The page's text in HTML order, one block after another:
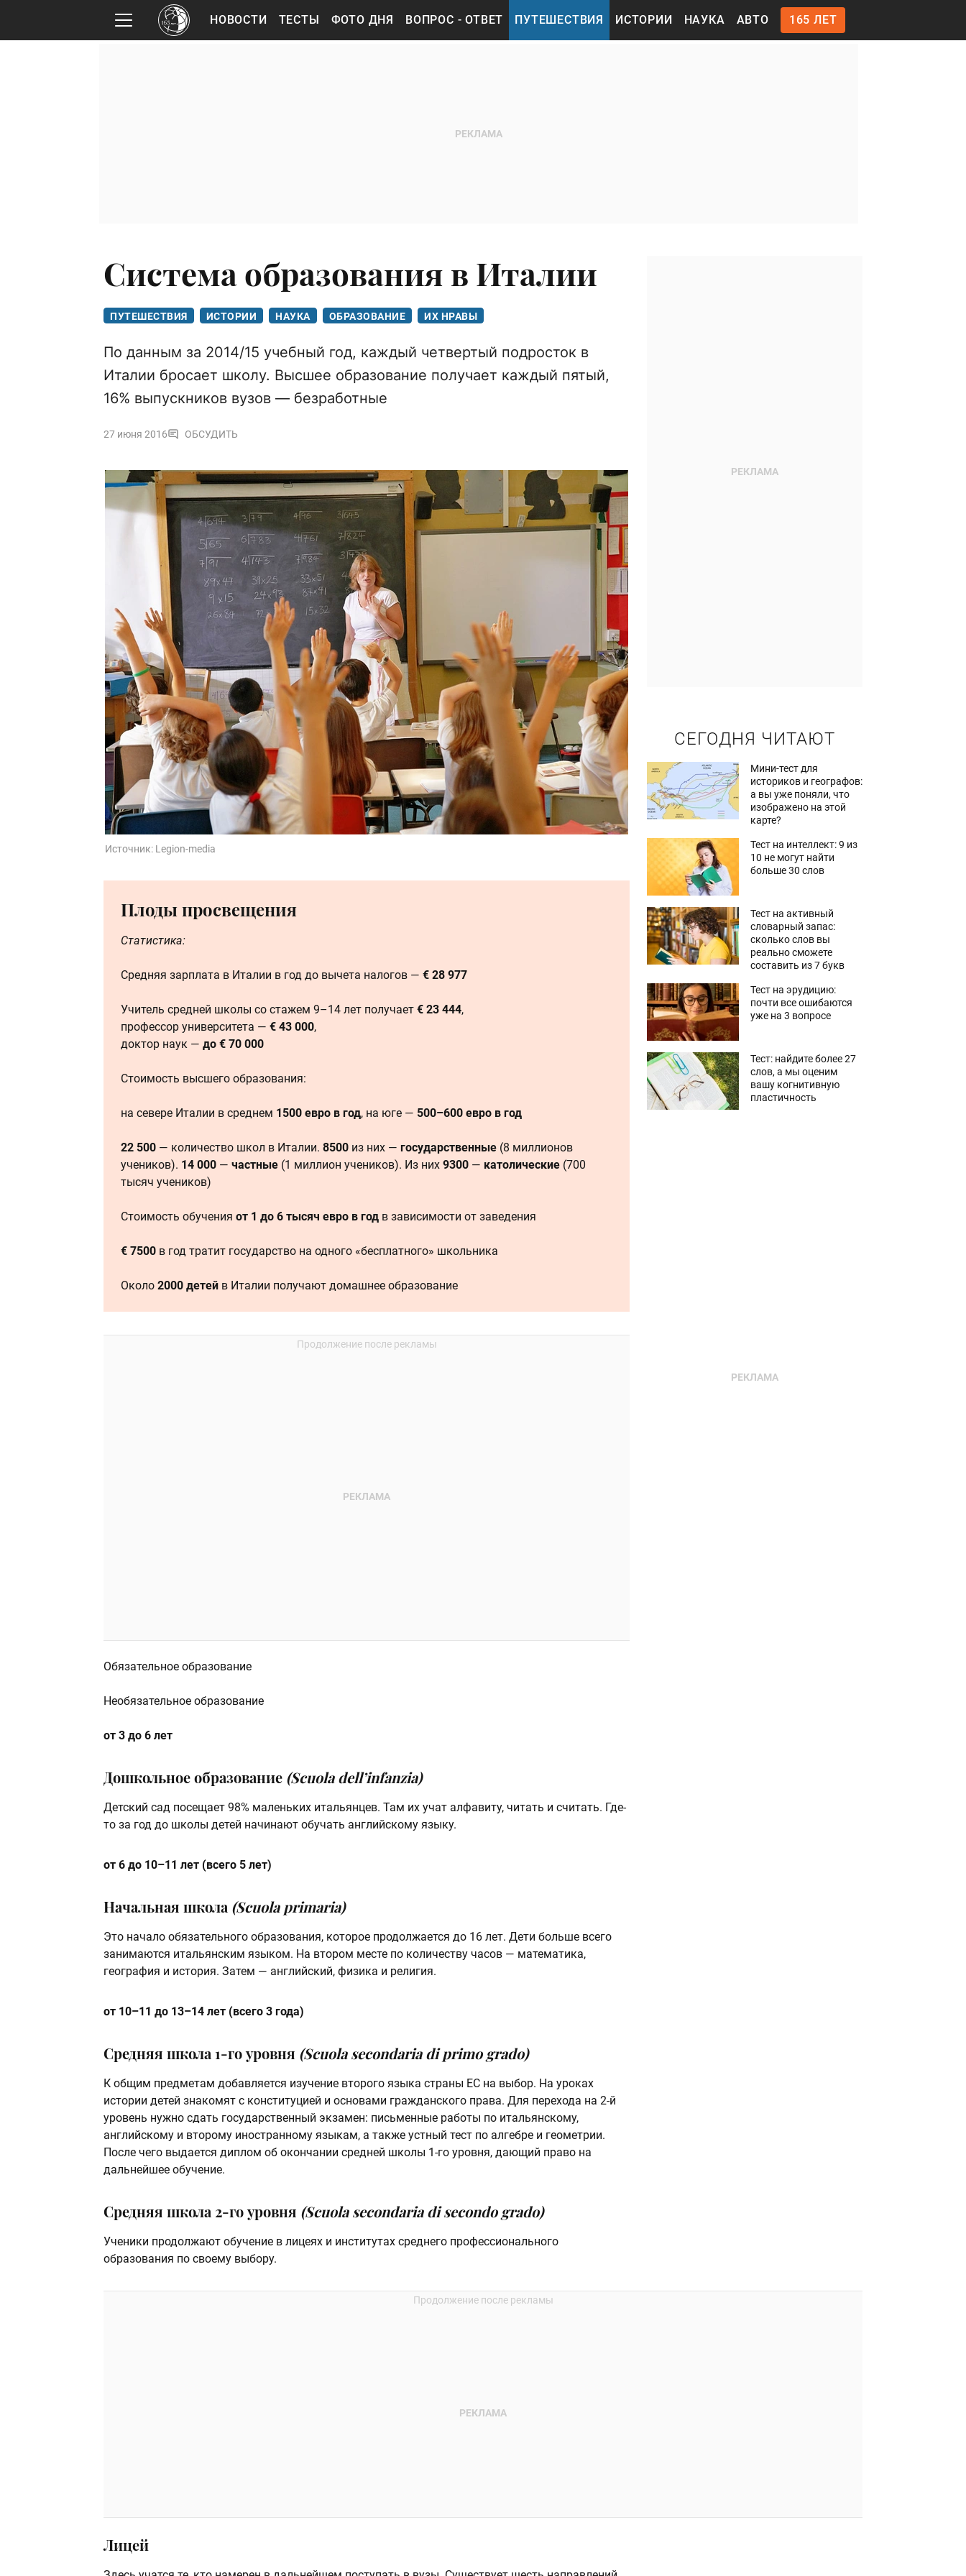
НОВОСТИ ТЕСТЫ ФОТО ДНЯ ВОПРОС - ОТВЕТ ПУТЕШЕСТВИЯ ИСТОРИИ НАУКА АВТО 165 ЛЕТ
Система образования в Италии
ПУТЕШЕСТВИЯ ИСТОРИИ НАУКА ОБРАЗОВАНИЕ ИХ НРАВЫ
По данным за 2014/15 учебный год, каждый четвертый подросток в
Италии бросает школу. Высшее образование получает каждый пятый,
16% выпускников вузов — безработные
27 июня 2016 ОБСУДИТЬ
Источник: Legion-media
Плоды просвещения
Статистика:
Средняя зарплата в Италии в год до вычета налогов — € 28 977
Учитель средней школы со стажем 9–14 лет получает € 23 444,
профессор университета — € 43 000,
доктор наук — до € 70 000
Стоимость высшего образования:
на севере Италии в среднем 1500 евро в год, на юге — 500–600 евро в год
22 500 — количество школ в Италии. 8500 из них — государственные (8 миллионов
учеников). 14 000 — частные (1 миллион учеников). Из них 9300 — католические (700
тысяч учеников)
Стоимость обучения от 1 до 6 тысяч евро в год в зависимости от заведения
€ 7500 в год тратит государство на одного «бесплатного» школьника
Около 2000 детей в Италии получают домашнее образование
Обязательное образование
Необязательное образование
от 3 до 6 лет
Дошкольное образование (Scuola dell’infanzia)
Детский сад посещает 98% маленьких итальянцев. Там их учат алфавиту, читать и считать. Где-
то за год до школы детей начинают обучать английскому языку.
от 6 до 10–11 лет (всего 5 лет)
Начальная школа (Scuola primaria)
Это начало обязательного образования, которое продолжается до 16 лет. Дети больше всего
занимаются итальянским языком. На втором месте по количеству часов — математика,
география и история. Затем — английский, физика и религия.
от 10–11 до 13–14 лет (всего 3 года)
Средняя школа 1-го уровня (Scuola secondaria di primo grado)
К общим предметам добавляется изучение второго языка страны ЕС на выбор. На уроках
истории детей знакомят с конституцией и основами гражданского права. Для перехода на 2-й
уровень нужно сдать государственный экзамен: письменные работы по итальянскому,
английскому и второму иностранному языкам, а также устный тест по алгебре и геометрии.
После чего выдается диплом об окончании средней школы 1-го уровня, дающий право на
дальнейшее обучение.
Средняя школа 2-го уровня (Scuola secondaria di secondo grado)
Ученики продолжают обучение в лицеях и институтах среднего профессионального
образования по своему выбору.
Лицей
СЕГОДНЯ ЧИТАЮТ
Мини-тест для
историков и географов:
а вы уже поняли, что
изображено на этой
карте?
Тест на интеллект: 9 из
10 не могут найти
больше 30 слов
Тест на активный
словарный запас:
сколько слов вы
реально сможете
составить из 7 букв
Тест на эрудицию:
почти все ошибаются
уже на 3 вопросе
Тест: найдите более 27
слов, а мы оценим
вашу когнитивную
пластичность